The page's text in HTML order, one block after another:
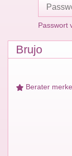
Passwort
Brujo
Berater